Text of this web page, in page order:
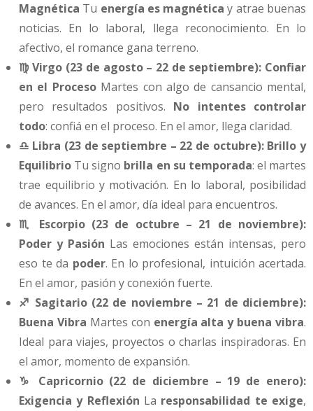
Magnética Tu energía es magnética y atrae buenas
noticias. En lo laboral, llega reconocimiento. En lo
afectivo, el romance gana terreno.
♍ Virgo (23 de agosto – 22 de septiembre): Confiar
en el ProcesoMartes con algo de cansancio mental,
pero resultados positivos. No intentes controlar
todo: confiá en el proceso. En el amor, llega claridad.
♎ Libra (23 de septiembre – 22 de octubre): Brillo y
Equilibrio Tu signo brilla en su temporada: el martes
trae equilibrio y motivación. En lo laboral, posibilidad
de avances. En el amor, día ideal para encuentros.
♏ Escorpio (23 de octubre – 21 de noviembre):
Poder y Pasión Las emociones están intensas, pero
eso te da poder. En lo profesional, intuición acertada.
En el amor, pasión y conexión fuerte.
♐ Sagitario (22 de noviembre – 21 de diciembre):
Buena Vibra Martes con energía alta y buena vibra.
Ideal para viajes, proyectos o charlas inspiradoras. En
el amor, momento de expansión.
♑ Capricornio (22 de diciembre – 19 de enero):
Exigencia y Reflexión La responsabilidad te exige,